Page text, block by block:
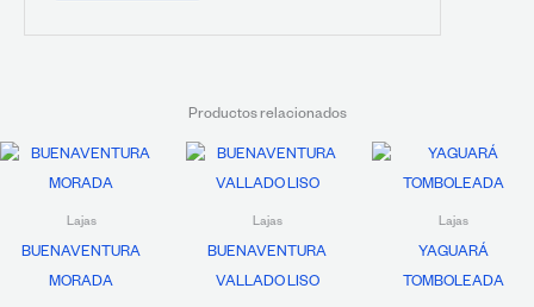
Productos relacionados
Lajas
BUENAVENTURA
MORADA
Lajas
BUENAVENTURA
VALLADO LISO
Lajas
YAGUARÁ
TOMBOLEADA